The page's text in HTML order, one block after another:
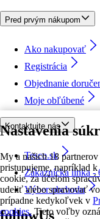
Nastavenia
My a našich 18
pristupujeme, napríklad
cookie, za účelom
udeliť alebo spravovať
prípadne kedykoľvek v
cookies. Tieto voľby
Pred prvým nákupom
Ako nakupovať
Registrácia
Objednanie
Moje obľúbené
Kontaktujte nás
Tesco.sk
Zákaznícka linka -
Výber obchodu
followUs